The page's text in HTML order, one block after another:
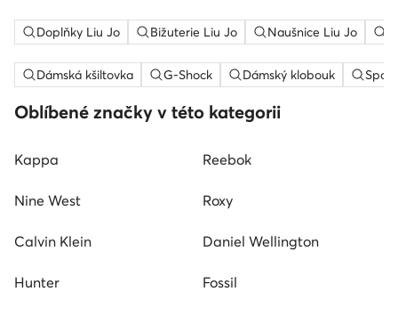
Doplňky Liu Jo Bižuterie Liu Jo Naušnice Liu Jo
Dámská kšiltovka G-Shock Dámský klobouk
Oblíbené značky v této kategorii
Kappa Reebok
Nine West Roxy
Calvin Klein Daniel Wellington
Hunter Fossil